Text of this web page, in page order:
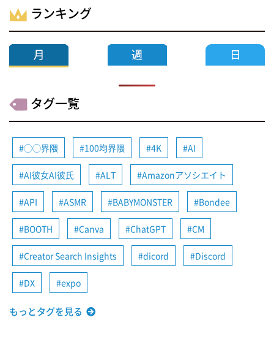
ランキング
タグ一覧
◯◯界隈 100均界隈 4K AI
AI彼女AI彼氏 ALT Amazonアソシエイト
API ASMR BABYMONSTER Bondee
BOOTH Canva ChatGPT CM
Creator Search Insights dicord Discord
DX expo
もっとタグを見る